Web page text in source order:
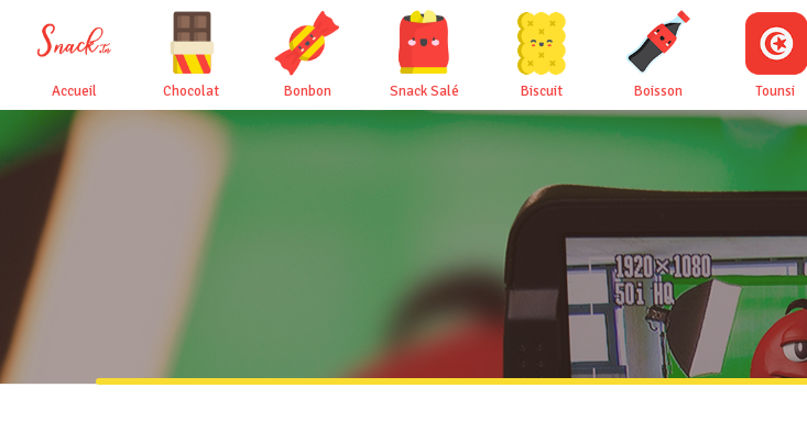
Accueil Chocolat Bonbon Snack Salé Biscuit Boisson Tounsi